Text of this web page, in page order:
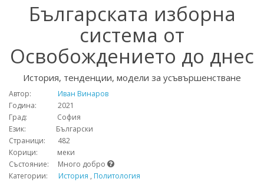
Българската изборна
система от
Освобождението до днес
История, тенденции, модели за усъвършенстване
Автор:
Иван Винаров
Година: 2021
Град: София
Език: Български
Страници: 482
Корици: меки
Състояние: Много добро
Категории: История , Политология